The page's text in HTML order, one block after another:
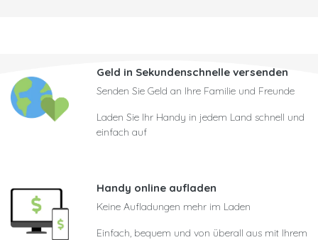
Geld in Sekundenschnelle versenden
Senden Sie Geld an Ihre Familie und Freunde
Laden Sie Ihr Handy in jedem Land schnell und
einfach auf
Handy online aufladen
Keine Aufladungen mehr im Laden
Einfach, bequem und von überall aus mit Ihrem